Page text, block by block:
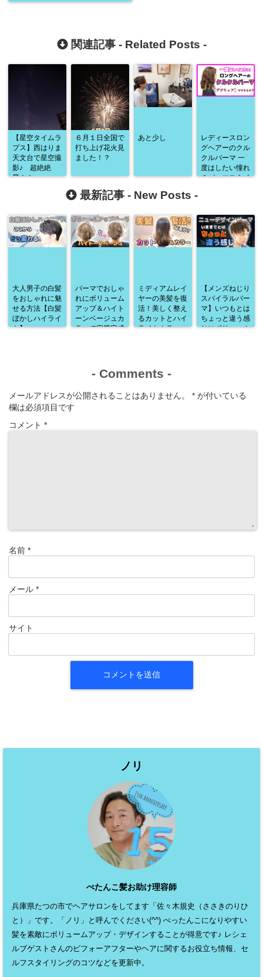
関連記事 - Related Posts -
【星空タイムラ
プス】西はりま
天文台で星空撮
影♪ 超絶絶
景！！
６月１日全国で
打ち上げ花火見
ました！？
あと少し
レディースロン
グヘアーのクル
クルパーマ 一
度はしたい憧れ
のパーマスタイ
最新記事 - New Posts -
大人男子の白髪
をおしゃれに魅
せる方法【白髪
ぼかしハイライ
ト】
パーマでおしゃ
れにボリューム
アップ＆ハイト
ーンベージュカ
ラーで完璧完成
ミディアムレイ
ヤーの美髪を復
活！美しく整え
るカットとハイ
ライトカラー
【メンズねじり
スパイラルパー
マ】いつもとは
ちょっと違う感
じにボリューム
- Comments -
メールアドレスが公開されることはありません。 * が付いている
欄は必須項目です
コメント *
名前 *
メール *
サイト
ノリ
ぺたんこ髪お助け理容師
兵庫県たつの市でヘアサロンをしてます「佐々木規史（ささきのりひ
と）」です。「ノリ」と呼んでください(^^) ぺったんこになりやすい
髪を素敵にボリュームアップ・デザインすることが得意です♪ レシェ
ルブゲストさんのビフォーアフターやヘアに関するお役立ち情報、セ
ルフスタイリングのコツなどを更新中。